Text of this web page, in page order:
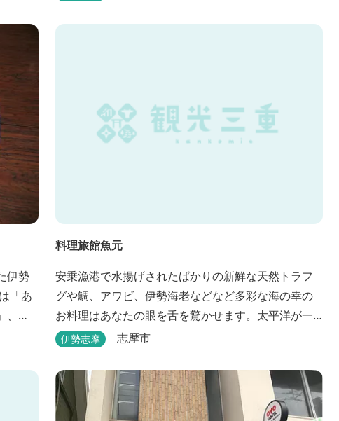
伊勢
た
料理旅館魚元
安乗漁港で水揚げされたばかりの新鮮な天然トラフ
グや鯛、アワビ、伊勢海老などなど多彩な海の幸の
お料理はあなたの眼を舌を驚かせます。太平洋が一
望できる静かな宿。
伊勢志摩 志摩市